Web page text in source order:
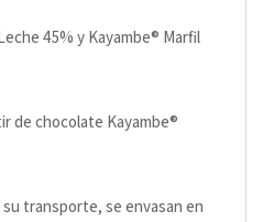
45% y Kayambe® Marfil
de chocolate Kayambe®
transporte, se envasan en